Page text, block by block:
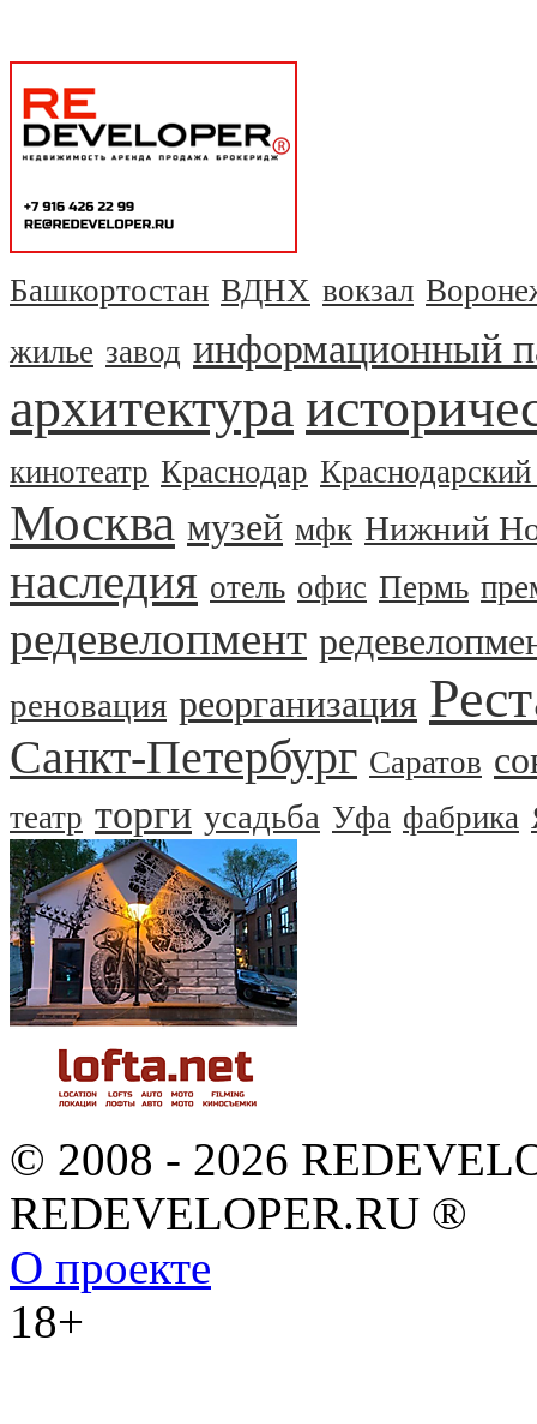
Башкортостан ВДНХ вокзал
жилье завод информационный
архитектура
кинотеатр Краснодар
Москва музей мфк Нижний
наследия отель офис Пермь
редевелопмент
реновация реорганизация
Санкт-Петербург Саратов
театр торги усадьба Уфа фабрика
© 2008 - 2026
REDEVELOPER.RU ®
О проекте
18+